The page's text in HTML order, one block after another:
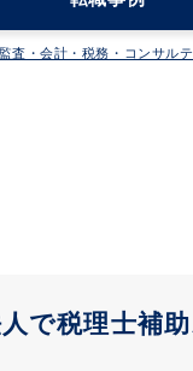
査・会計・税務・コンサル
で税理士補